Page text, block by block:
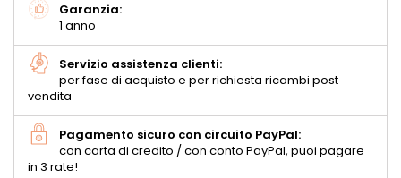
Garanzia:
1 anno
Servizio assistenza clienti:
per fase di acquisto e per richiesta ricambi post
vendita
Pagamento sicuro con circuito PayPal:
con carta di credito / con conto PayPal, puoi pagare
in 3 rate!